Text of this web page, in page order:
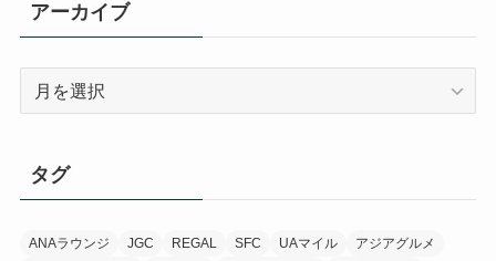
アーカイブ
ブ
タグ
ANAラウンジ JGC REGAL SFC UAマイル
アジアグルメ